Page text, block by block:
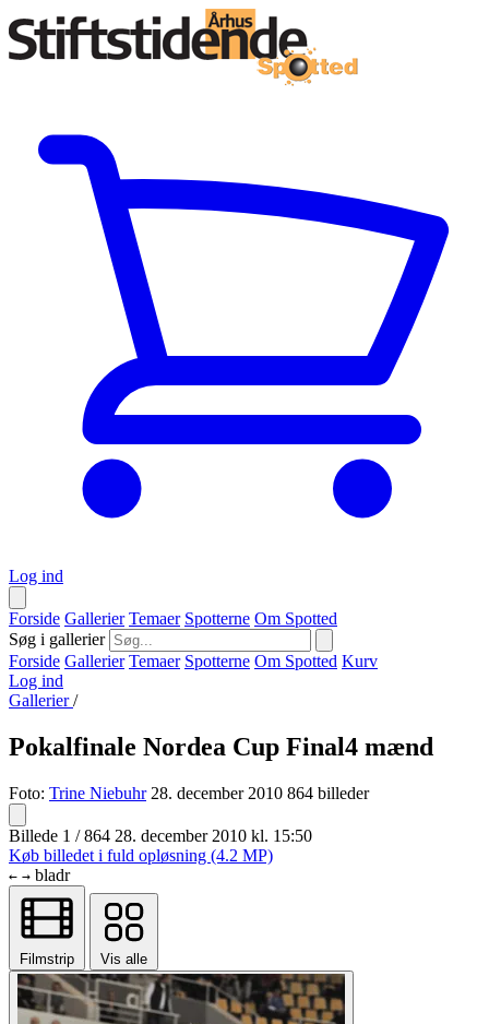
Log ind
Forside Gallerier Temaer Spotterne Om Spotted
Søg i gallerier
Forside Gallerier Temaer Spotterne Om Spotted Kurv
Log ind
Gallerier/
Pokalfinale Nordea Cup Final4 mænd
Foto: Trine Niebuhr 28. december 2010 864 billeder
Billede 1 / 864 28. december 2010 kl. 15:50
Køb billedet i fuld opløsning (4.2 MP)
← → bladr
Filmstrip Vis alle